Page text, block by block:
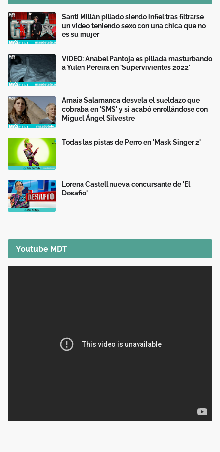
Santi Millán pillado siendo infiel tras filtrarse
un video teniendo sexo con una chica que no
es su mujer
VIDEO: Anabel Pantoja es pillada masturbando
a Yulen Pereira en 'Supervivientes 2022'
Amaia Salamanca desvela el sueldazo que
cobraba en 'SMS' y si acabó enrollándose con
Miguel Ángel Silvestre
Todas las pistas de Perro en 'Mask Singer 2'
Lorena Castell nueva concursante de 'El
Desafío'
Youtube MDT